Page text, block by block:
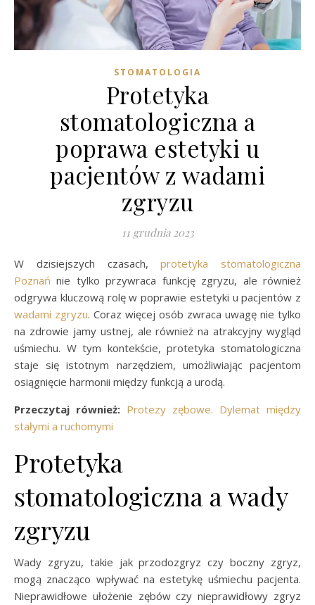
STOMATOLOGIA
Protetyka
stomatologiczna a
poprawa estetyki u
pacjentów z wadami
zgryzu
11 grudnia 2023
W dzisiejszych czasach,protetyka stomatologiczna
Poznań nie tylko przywraca funkcję zgryzu, ale również
odgrywa kluczową rolę w poprawie estetyki u pacjentów z
wadami zgryzu. Coraz więcej osób zwraca uwagę nie tylko
na zdrowie jamy ustnej, ale również na atrakcyjny wygląd
uśmiechu. W tym kontekście, protetyka stomatologiczna
staje się istotnym narzędziem, umożliwiając pacjentom
osiągnięcie harmonii między funkcją a urodą.
Przeczytaj również: Protezy zębowe. Dylemat między
stałymi a ruchomymi
Protetyka
stomatologiczna a wady
zgryzu
Wady zgryzu, takie jak przodozgryz czy boczny zgryz,
mogą znacząco wpływać na estetykę uśmiechu pacjenta.
Nieprawidłowe ułożenie zębów czy nieprawidłowy zgryz